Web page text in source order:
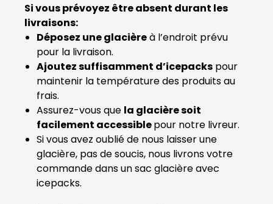
Si vous prévoyez être absent durant les
livraisons:
Déposez une glacièreà l’endroit prévu
pour la livraison.
Ajoutez suffisamment d’icepacks pour
maintenir la température des produits au
frais.
Assurez-vous que la glacière soit
facilement accessiblepour notre livreur.
Si vous avez oublié de nous laisser une
glacière, pas de soucis, nous livrons votre
commande dans un sac glacière avec
icepacks.